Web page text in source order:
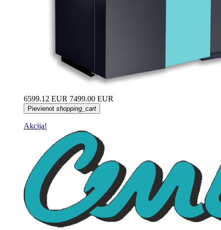
6599.12 EUR 7499.00 EUR
Pievienot shopping_cart
Akcija!